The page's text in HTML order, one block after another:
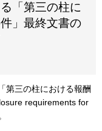
「第三の柱に
」最終文書の
第三の柱における報酬
requirements for